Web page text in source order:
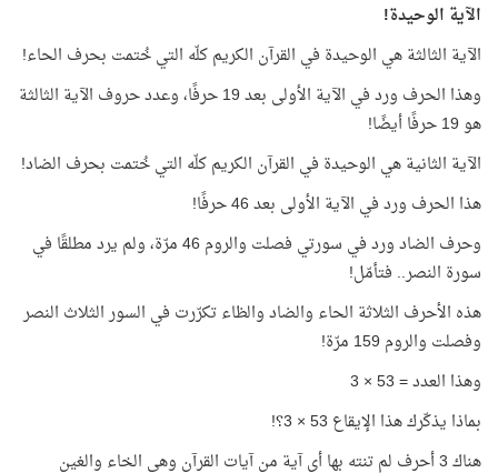
الآية الوحيدة!
الآية الثالثة هي الوحيدة في القرآن الكريم كلّه التي خُتمت بحرف الحاء!
وهذا الحرف ورد في الآية الأولى بعد 19 حرفًا، وعدد حروف الآية الثالثة
هو 19 حرفًا أيضًا!
الآية الثانية هي الوحيدة في القرآن الكريم كلّه التي خُتمت بحرف الضاد!
هذا الحرف ورد في الآية الأولى بعد 46 حرفًا!
وحرف الضاد ورد في سورتي فصلت والروم 46 مرّة، ولم يرد مطلقًا في
سورة النصر.. فتأمّل!
هذه الأحرف الثلاثة الحاء والضاد والظاء تكرّرت في السور الثلاث النصر
وفصلت والروم 159 مرّة!
وهذا العدد = 53 × 3
بماذا يذكّرك هذا الإيقاع 53 × 3؟!
هناك 3 أحرف لم تنته بها أي آية من آيات القرآن وهي الخاء والغين